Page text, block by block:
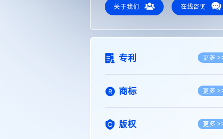
关于我们 在线咨询
专利 更多
商标 更多
版权 更多